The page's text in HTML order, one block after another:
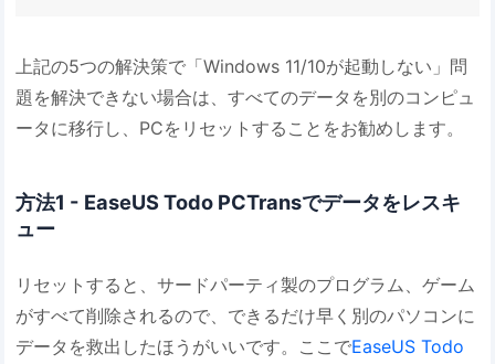
上記の5つの解決策で「Windows 11/10が起動しない」問
題を解決できない場合は、すべてのデータを別のコンピュ
ータに移行し、PCをリセットすることをお勧めします。
方法1 - EaseUS Todo PCTransでデータをレスキ
ュー
リセットすると、サードパーティ製のプログラム、ゲーム
がすべて削除されるので、できるだけ早く別のパソコンに
データを救出したほうがいいです。ここでEaseUS Todo